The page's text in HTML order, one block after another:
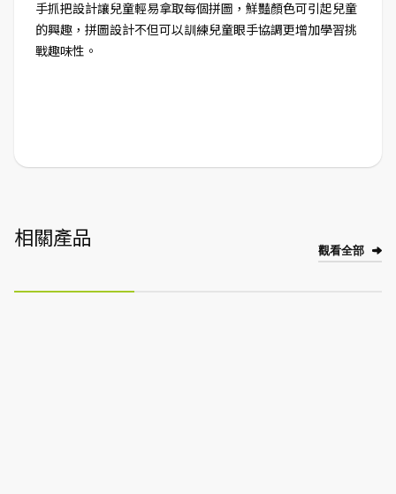
手抓把設計讓兒童輕易拿取每個拼圖，鮮豔顏色可引起兒童
的興趣，拼圖設計不但可以訓練兒童眼手協調更增加學習挑
戰趣味性。
相關產品 觀看全部